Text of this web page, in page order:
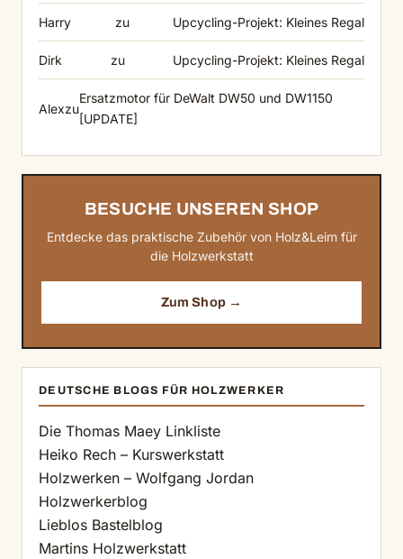
Harry zu Upcycling-Projekt: Kleines Regal
Dirk zu Upcycling-Projekt: Kleines Regal
Alexzu
Ersatzmotor für DeWalt DW50 und DW1150
[UPDATE]
BESUCHE UNSEREN SHOP
Entdecke das praktische Zubehör von Holz&Leim für
die Holzwerkstatt
Zum Shop →
DEUTSCHE BLOGS FÜR HOLZWERKER
Die Thomas Maey Linkliste
Heiko Rech – Kurswerkstatt
Holzwerken – Wolfgang Jordan
Holzwerkerblog
Lieblos Bastelblog
Martins Holzwerkstatt